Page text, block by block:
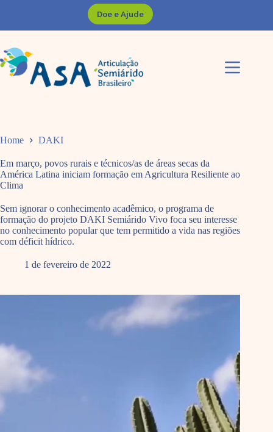
Doe e Ajude
Home DAKI
Em março, povos rurais e técnicos/as de áreas secas da
América Latina iniciam formação em Agricultura Resiliente ao
Clima
Sem ignorar o conhecimento acadêmico, o programa de
formação do projeto DAKI Semiárido Vivo foca seu interesse
no conhecimento popular que tem permitido a vida nas regiões
com déficit hídrico.
1 de fevereiro de 2022